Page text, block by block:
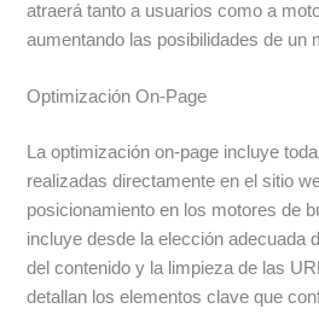
atraerá tanto a usuarios como a
aumentando las posibilidades de un
Optimización On-Page
La optimización on-page incluye
realizadas directamente en el sitio
posicionamiento en los motores de
incluye desde la elección adecuada
del contenido y la limpieza de las
detallan los elementos clave que